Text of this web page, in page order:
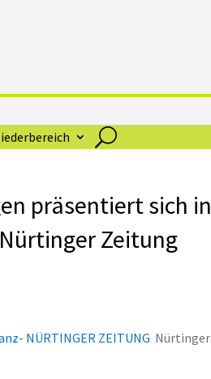
präsentiert sich in
Zeitung
NÜRTINGER ZEITUNG Nürtinger